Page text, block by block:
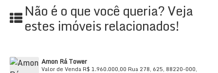
🍽Cozinha
🧺Área de serviço
sua personalidade
Não é o que você queria? Veja
estes imóveis relacionados!
Amon Rá Tower
R$ 1.960.000,00
Valor de Venda
Rua 278, 625, 88220-000,